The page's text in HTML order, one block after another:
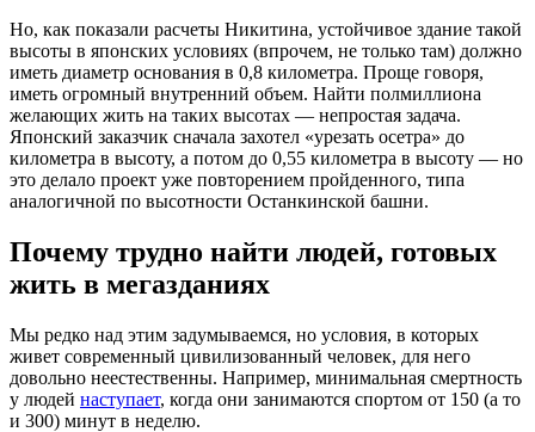
Но, как показали расчеты Никитина, устойчивое здание такой
высоты в японских условиях (впрочем, не только там) должно
иметь диаметр основания в 0,8 километра. Проще говоря,
иметь огромный внутренний объем. Найти полмиллиона
желающих жить на таких высотах — непростая задача.
Японский заказчик сначала захотел «урезать осетра» до
километра в высоту, а потом до 0,55 километра в высоту — но
это делало проект уже повторением пройденного, типа
аналогичной по высотности Останкинской башни.
Почему трудно найти людей, готовых
жить в мегазданиях
Мы редко над этим задумываемся, но условия, в которых
живет современный цивилизованный человек, для него
довольно неестественны. Например, минимальная смертность
у людей наступает, когда они занимаются спортом от 150 (а то
и 300) минут в неделю.